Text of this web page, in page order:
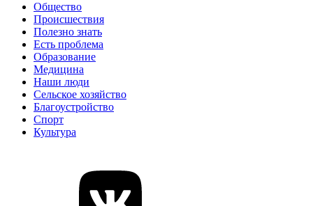
Общество
Происшествия
Полезно знать
Есть проблема
Образование
Медицина
Наши люди
Сельское хозяйство
Благоустройство
Спорт
Культура